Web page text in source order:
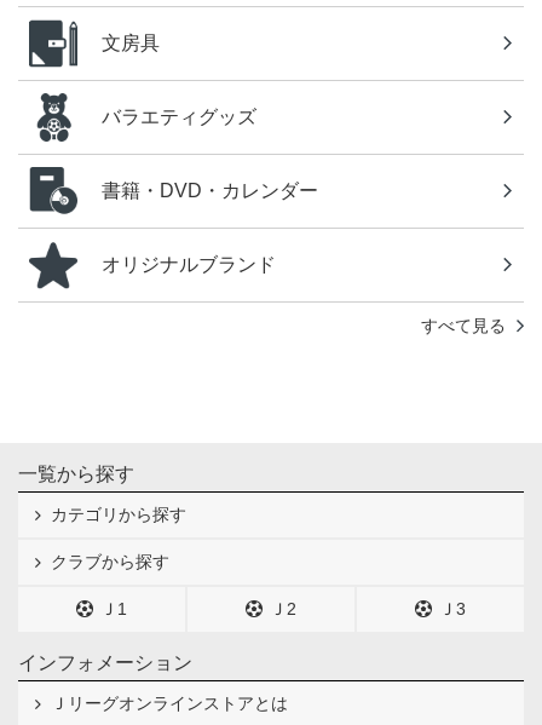
文房具
バラエティグッズ
書籍・DVD・カレンダー
オリジナルブランド
すべて見る
一覧から探す
カテゴリから探す
クラブから探す
Ｊ1 Ｊ2 Ｊ3
インフォメーション
Ｊリーグオンラインストアとは